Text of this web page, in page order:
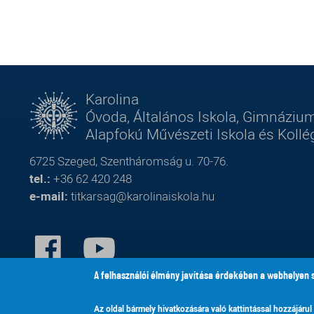
Karolina
Óvoda, Általános Iskola,
Alapfokú Művészeti Iskola és
6725 Szeged, Szentháromság u. 70-76.
tel.: +36 62 420 248
e-mail: titkarsag@karolinaiskola.hu
YOUTUBE
A felhasználói élmény javítása érdekében a webhelyen
Az oldal bármely hivatkozására való kattintással